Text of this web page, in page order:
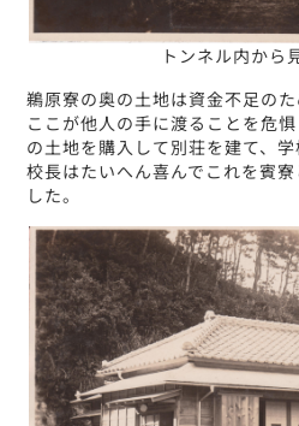
トンネル内から
鵜原寮の奥の土地は資金不足のた
ここが他人の手に渡ることを危
の土地を購入して別荘を建て、
校長はたいへん喜んでこれを賓
した。